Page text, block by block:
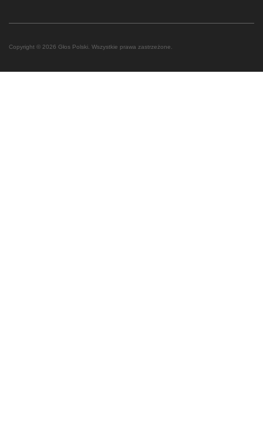
Copyright © 2026 Głos Polski. Wszystkie prawa zastrzeżone.